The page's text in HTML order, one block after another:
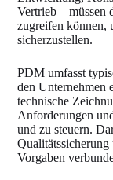
Vertrieb – müssen
zugreifen können,
sicherzustellen.
PDM umfasst
den Unternehmen
technische
Anforderungen
und zu steuern.
Vorgaben